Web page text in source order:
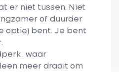
er niet tussen. Niet
of duurder
optie) bent. Je bent
waar
meer draait om